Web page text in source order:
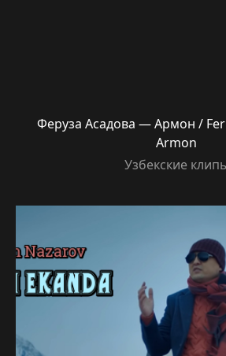
Феруза Асадова — Армон /
Armon
Узбекские